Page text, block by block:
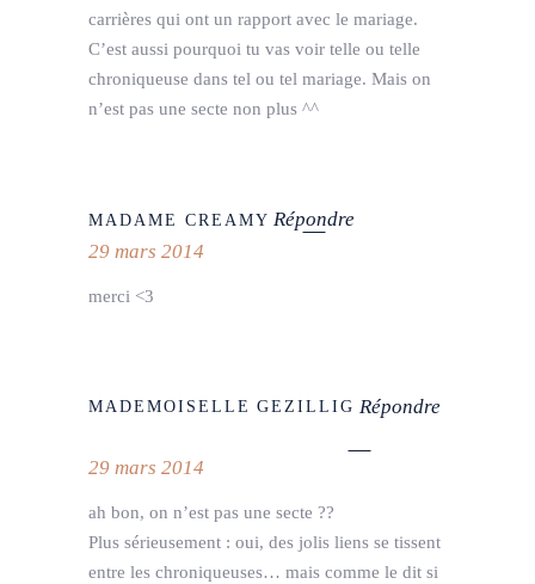
carrières qui ont un rapport avec le mariage.
C’est aussi pourquoi tu vas voir telle ou telle
chroniqueuse dans tel ou tel mariage. Mais on
n’est pas une secte non plus ^^
MADAME CREAMY Répondre
29 mars 2014
merci <3
MADEMOISELLE GEZILLIG Répondre
29 mars 2014
ah bon, on n’est pas une secte ??
Plus sérieusement : oui, des jolis liens se tissent
entre les chroniqueuses… mais comme le dit si